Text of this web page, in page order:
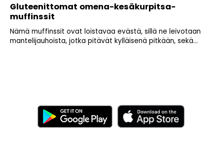
Gluteenittomat omena-kesäkurpitsa-
muffinssit
Nämä muffinssit ovat loistavaa evästä, sillä ne leivotaan
mantelijauhoista, jotka pitävät kylläisenä pitkään, sekä...